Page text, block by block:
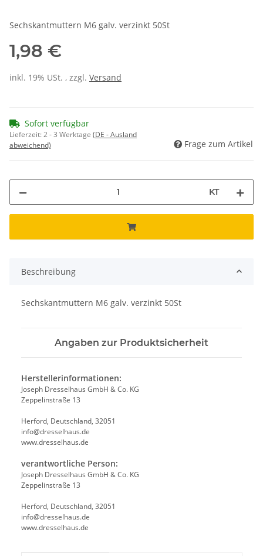
Sechskantmuttern M6 galv. verzinkt 50St
1,98 €
inkl. 19% USt. , zzgl. Versand
Sofort verfügbar
Lieferzeit:2 - 3 Werktage (DE - Ausland
abweichend)
Frage zum Artikel
KT
Beschreibung
Sechskantmuttern M6 galv. verzinkt 50St
Angaben zur Produktsicherheit
Herstellerinformationen:
Joseph Dresselhaus GmbH & Co. KG
Zeppelinstraße 13
Herford, Deutschland, 32051
info@dresselhaus.de
www.dresselhaus.de
verantwortliche Person:
Joseph Dresselhaus GmbH & Co. KG
Zeppelinstraße 13
Herford, Deutschland, 32051
info@dresselhaus.de
www.dresselhaus.de